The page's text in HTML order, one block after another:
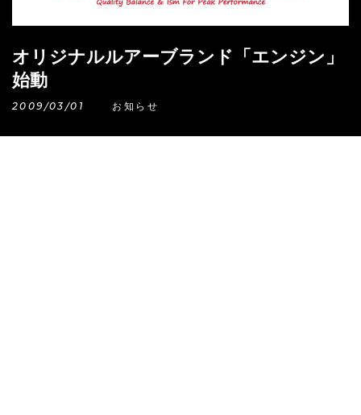
オリジナルルアーブランド「エンジン」
始動
2009/03/01 お知らせ